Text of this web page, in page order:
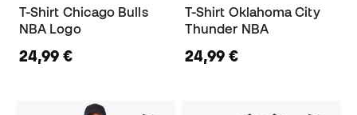
T-Shirt Chicago Bulls
NBA Logo
24,99 €
T-Shirt Oklahoma City
Thunder NBA
24,99 €